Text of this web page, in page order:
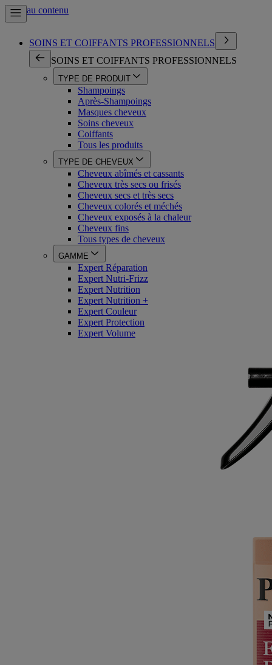
Aller au contenu
SOINS ET COIFFANTS PROFESSIONNELS
SOINS ET COIFFANTS PROFESSIONNELS
TYPE DE PRODUIT
Shampoings
Après-Shampoings
Masques cheveux
Soins cheveux
Coiffants
Tous les produits
TYPE DE CHEVEUX
Cheveux abîmés et cassants
Cheveux très secs ou frisés
Cheveux secs et très secs
Cheveux colorés et méchés
Cheveux exposés à la chaleur
Cheveux fins
Tous types de cheveux
GAMME
Expert Réparation
Expert Nutri-Frizz
Expert Nutrition
Expert Nutrition +
Expert Couleur
Expert Protection
Expert Volume